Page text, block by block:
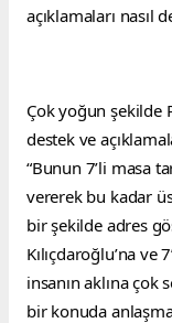
açıklamaları nasıl
Çok yoğun şekilde
destek ve
“Bunun 7’li masa
vererek bu kadar
bir şekilde adres
Kılıçdaroğlu’na
insanın aklına
bir konuda